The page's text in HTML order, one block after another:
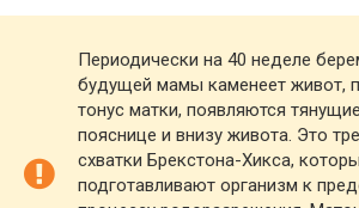
Периодически на 40 неделе
будущей мамы каменеет живот,
тонус матки, появляются
пояснице и внизу живота. Это
схватки Брекстона-Хикса,
подготавливают организм к